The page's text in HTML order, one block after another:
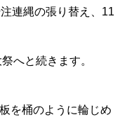
連縄の張り替え、11
へと続きます。
を桶のように輪じめ